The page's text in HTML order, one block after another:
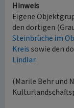
Hinweis
Eigene
den dortigen
Steinbrüche im
Kreissowie den
Lindlar.
(Marile Behr und